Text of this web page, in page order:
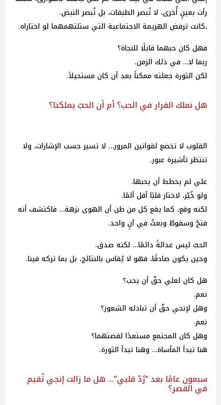
رأت بعينٍ أُخرى، لا تُبصر الطبقات، بل تُبصر النبض.
،كانت ترفض الهزيمة الاجتماعية التي ستلتهمهما لو اختاراه.
فهل كان حبهما قابلًا للنجاة؟
ربما لا… في ذلك الزمن.
لكن الثورة جعلته ممكناً بعد أن كان مستحيلاً.
هل نملك القرار في الحب؟ أم أن الحبّ يملكنا؟
القلوب لا تخضع لقوانين المرور… لا تسير حسب الإشارات، ولا
تنتظر تأشيرة عبور.
علي لم يخطط أن يحبها.
ولو خُيّر، لاختار قلبًا أقل ألمًا.
لكنه وقع، كما يقع كل من ظن أن الهوى نزهة… فاكتشف أنه
فتحٌ وسقوطٌ وبعثٌ في آنٍ واحد.
الحبّ ليس عدالةً دائمًا… لكنه صدق.
وحين يكون صادقًا، فهو لا يُقاس بالنتائج، بل بما تركه فينا.
هل كان لعلي حقّ أن يحب؟
نعم.
وهل لإنجي حقّ أن تبادله الشعور؟
نعم.
وهل كان المجتمع مستعدًا لقصتهما؟
هنا تبدأ المأساة… وهنا تبدأ الثورة.
سبعون عامًا بعد “رُدّ قلبي”… هل ما زالت إنجي تُقيم
في القصر؟